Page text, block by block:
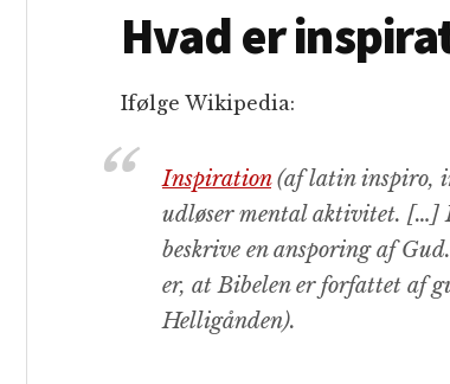
Hvad er
Ifølge Wikipedia:
Inspiration(af latininspiro,
udløser mental aktivitet. […]
beskrive en ansporing af
er, at Bibelen er forfattet af
Helligånden).